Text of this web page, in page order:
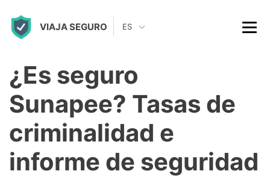
VIAJA SEGURO ES
¿Es seguro
Sunapee? Tasas de
criminalidad e
informe de seguridad